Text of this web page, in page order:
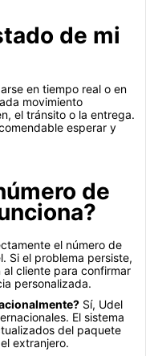
de mi
en tiempo real o en
movimiento
el tránsito o la entrega.
esperar y
de
el número de
Si el problema persiste,
cliente para confirmar
personalizada.
Sí, Udel
El sistema
del paquete
extranjero.